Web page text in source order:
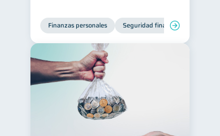
Finanzas personales Seguridad financiera